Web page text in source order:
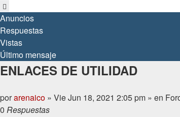
Anuncios
Respuestas
Vistas
Último mensaje
ENLACES DE UTILIDAD
porarenaico » Vie Jun 18, 2021 2:05 pm » en
0 Respuestas